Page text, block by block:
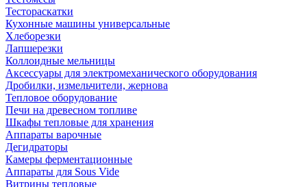
Тестораскатки
Кухонные машины универсальные
Хлеборезки
Лапшерезки
Коллоидные мельницы
Аксессуары для электромеханического оборудования
Дробилки, измельчители, жернова
Тепловое оборудование
Печи на древесном топливе
Шкафы тепловые для хранения
Аппараты варочные
Дегидраторы
Камеры ферментационные
Аппараты для Sous Vide
Витрины тепловые